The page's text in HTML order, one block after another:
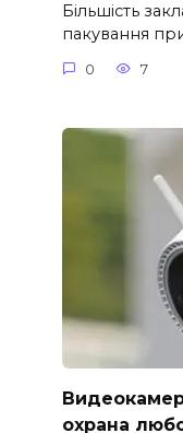
Більшість
пакування
0 7
охрана